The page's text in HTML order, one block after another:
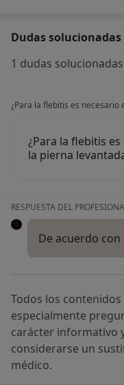
Dudas solucionadas
1 dudas
¿Para la flebitis es
¿Para la flebitis
la pierna
RESPUESTA DEL
De acuerdo
Todos los
especialmente
carácter informativo
considerarse un
médico.